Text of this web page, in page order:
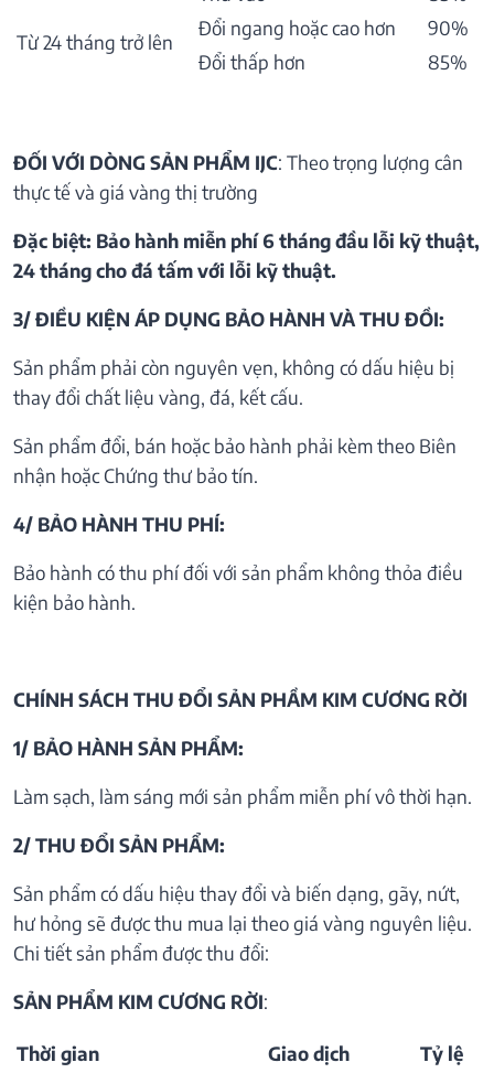
Từ 24 tháng trở lên
Đổi ngang hoặc cao hơn
90%
Đổi thấp hơn
85%
ĐỐI VỚI DÒNG SẢN PHẨM IJC: Theo trọng lượng cân
thực tế và giá vàng thị trường
Đặc biệt: Bảo hành miễn phí 6 tháng đầu lỗi kỹ thuật,
24 tháng cho đá tấm với lỗi kỹ thuật.
3/ ĐIỀU KIỆN ÁP DỤNG BẢO HÀNH VÀ THU ĐỒI:
Sản phẩm phải còn nguyên vẹn, không có dấu hiệu bị
thay đổi chất liệu vàng, đá, kết cấu.
Sản phẩm đổi, bán hoặc bảo hành phải kèm theo Biên
nhận hoặc Chứng thư bảo tín.
4/ BẢO HÀNH THU PHÍ:
Bảo hành có thu phí đối với sản phẩm không thỏa điều
kiện bảo hành.
CHÍNH SÁCH THU ĐỔI SẢN PHẦM KIM CƯƠNG RỜI
1/ BẢO HÀNH SẢN PHẨM:
Làm sạch, làm sáng mới sản phẩm miễn phí vô thời hạn.
2/ THU ĐỔI SẢN PHẨM:
Sản phẩm có dấu hiệu thay đổi và biến dạng, gãy, nứt,
hư hỏng sẽ được thu mua lại theo giá vàng nguyên liệu.
Chi tiết sản phẩm được thu đổi:
SẢN PHẨM KIM CƯƠNG RỜI:
Thời gian Giao dịch Tỷ lệ